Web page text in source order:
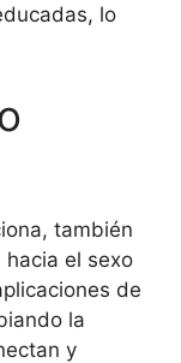
lo
también
hacia el sexo
de
la
y